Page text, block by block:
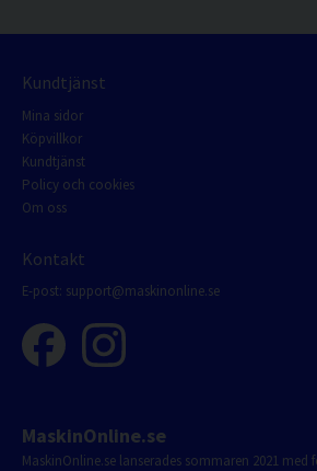
Kundtjänst
Mina sidor
Köpvillkor
Kundtjänst
Policy och cookies
Om oss
Kontakt
E-post: support@maskinonline.se
MaskinOnline.se
MaskinOnline.se lanserades sommaren 2021